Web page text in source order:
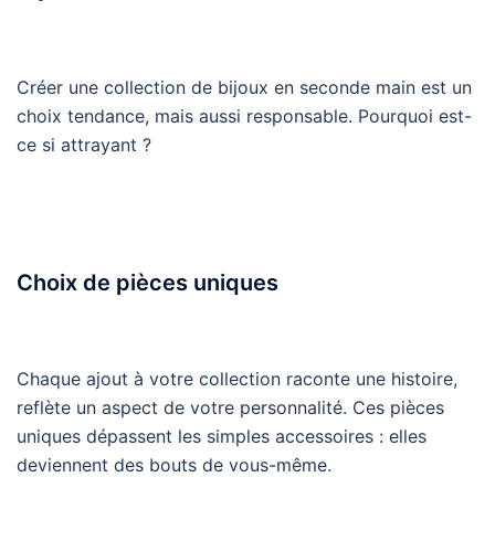
Créer une collection de bijoux en seconde main est un
choix tendance, mais aussi responsable. Pourquoi est-
ce si attrayant ?
Choix de pièces uniques
Chaque ajout à votre collection raconte une histoire,
reflète un aspect de votre personnalité. Ces pièces
uniques dépassent les simples accessoires : elles
deviennent des bouts de vous-même.